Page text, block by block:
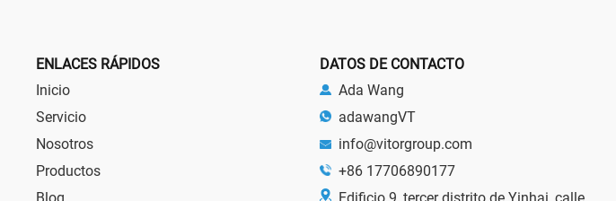
ENLACES RÁPIDOS
Inicio
Servicio
Nosotros
Productos
DATOS DE CONTACTO
Ada Wang
adawangVT
info@vitorgroup.com
+86 17706890177